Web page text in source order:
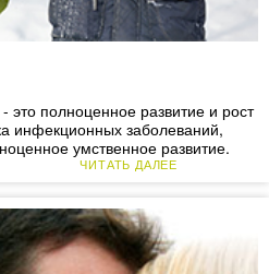
полноценное развитие и рост
инфекционных заболеваний,
умственное развитие.
ЧИТАТЬ ДАЛЕЕ